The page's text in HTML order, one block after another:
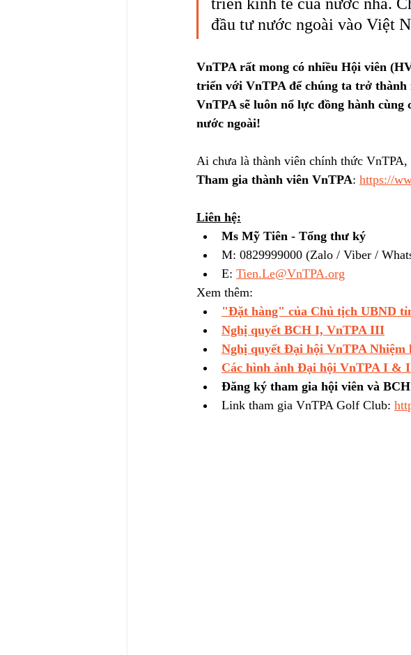
đầu tư nước ngoài vào Việt
VnTPA rất mong có nhiều Hội viên
triển với VnTPA để chúng ta trở
VnTPA sẽ luôn nổ lực đồng hành
nước ngoài!
Ai chưa là thành viên chính thức
Tham gia thành viên VnTPA: https://
Liên hệ:
Ms Mỹ Tiên - Tổng thư ký
M: 0829999000 (Zalo / Viber /
E: Tien.Le@VnTPA.org
Xem thêm:
"Đặt hàng" của Chủ tịch UBND
Nghị quyết BCH I, VnTPA III
Nghị quyết Đại hội VnTPA
Các hình ảnh Đại hội VnTPA I &
Đăng ký tham gia hội viên và
Link tham gia VnTPA Golf Club: